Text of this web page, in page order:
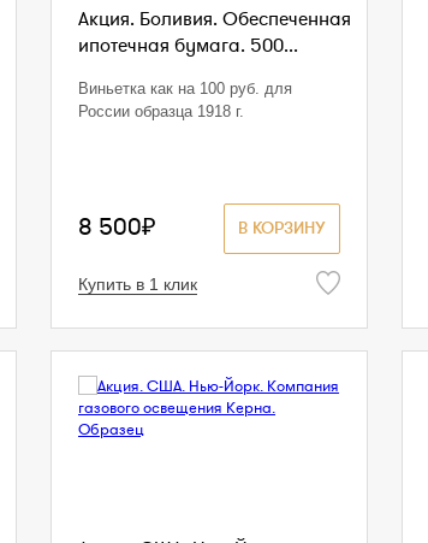
Акция. Боливия. Обеспеченная
ипотечная бумага. 500...
Виньетка как на 100 руб. для
России образца 1918 г.
В КОРЗИНУ
8 500₽
Купить в 1 клик